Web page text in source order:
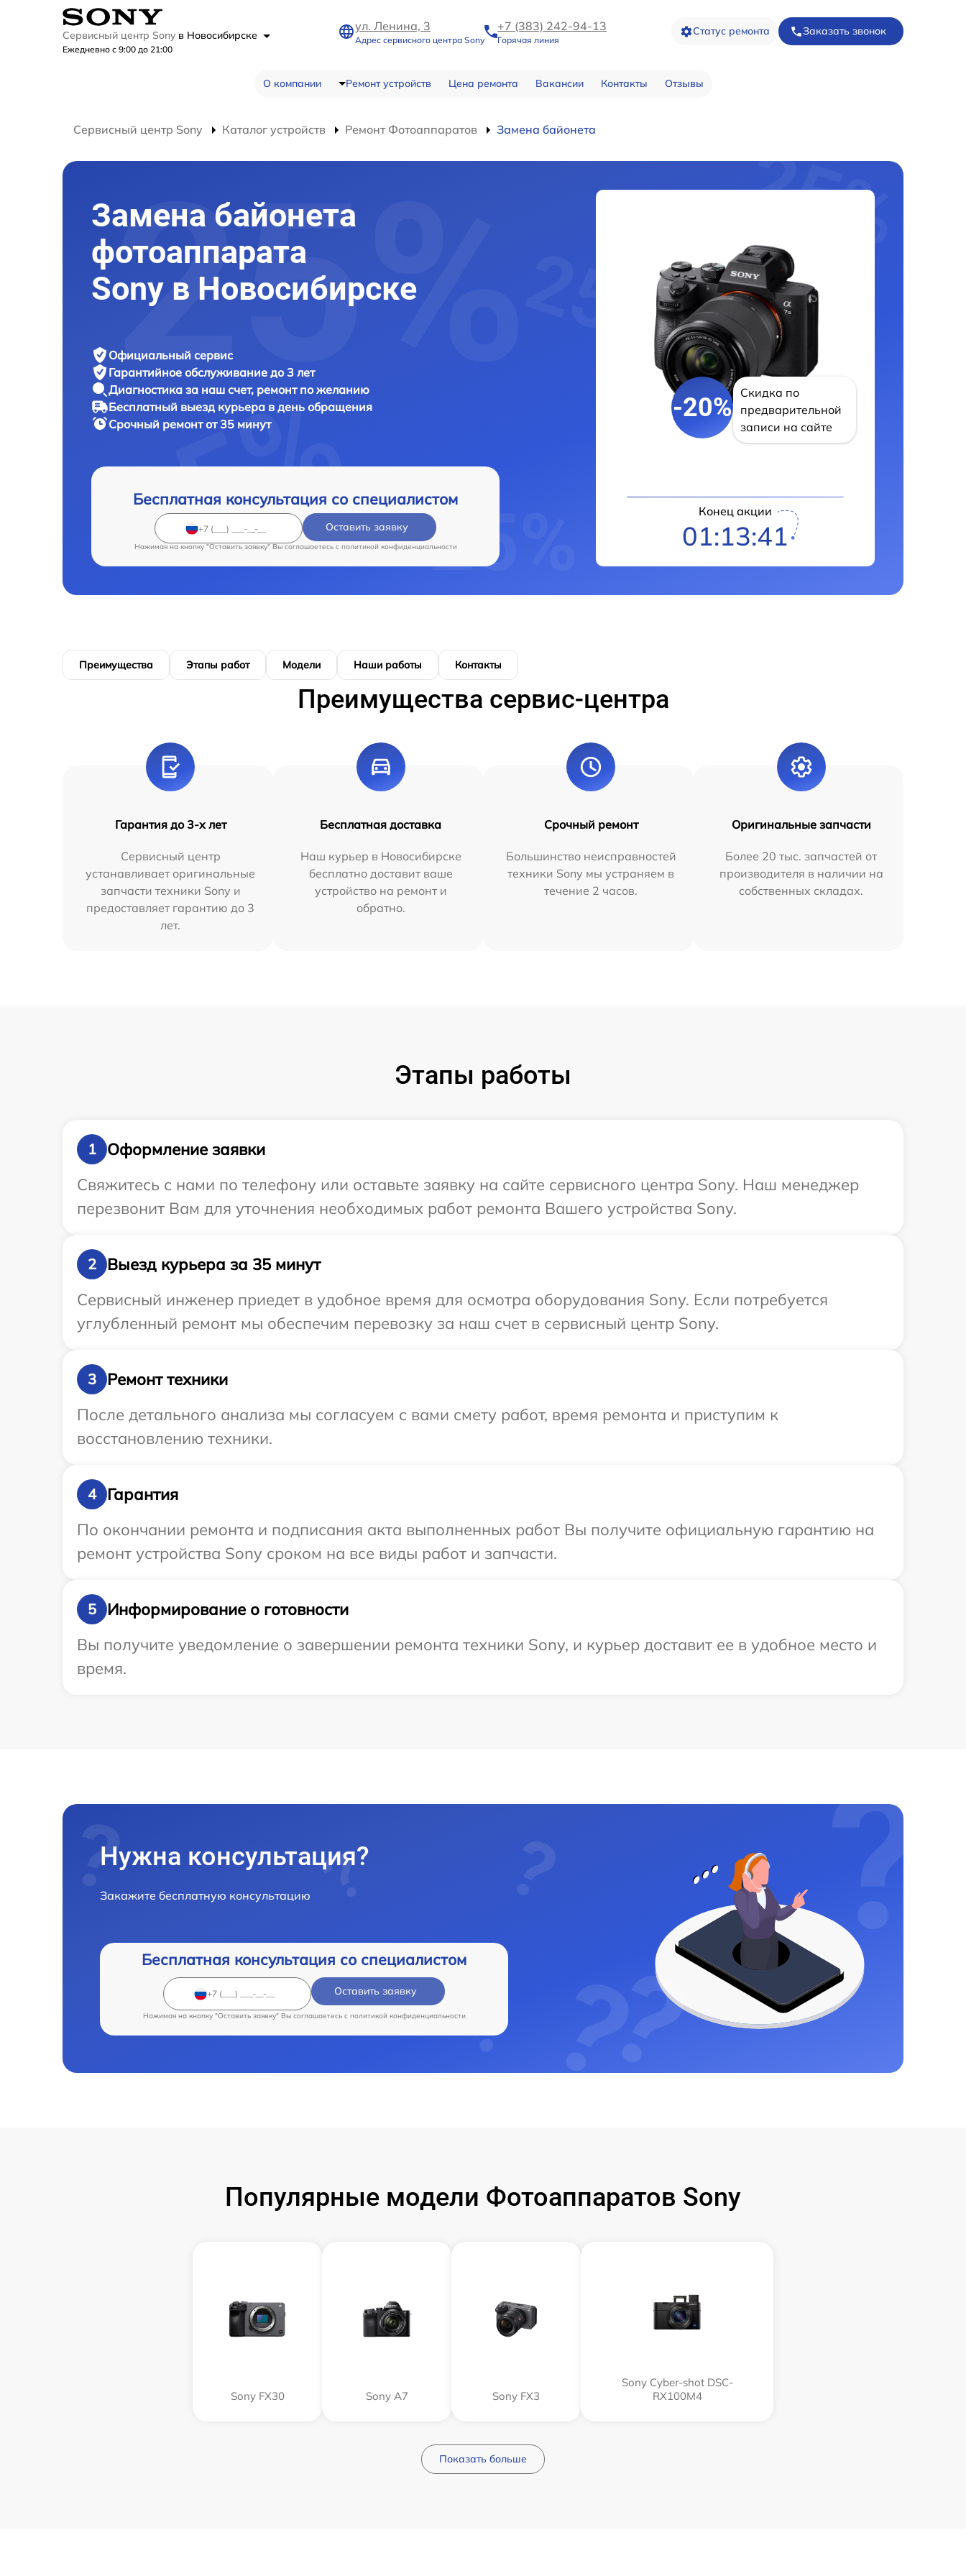
Сервисный центр Sony в Новосибирске
Ежедневно с 9:00 до 21:00
ул. Ленина, 3
Адрес сервисного центра Sony
+7 (383) 242-94-13
Горячая линия
Статус ремонта Заказать звонок
О компании Ремонт устройств Цена ремонта Вакансии Контакты Отзывы
Сервисный центр Sony Каталог устройств Ремонт Фотоаппаратов Замена байонета
Замена байонета
фотоаппарата
Sony в Новосибирске
Официальный сервис
Гарантийное обслуживание до 3 лет
Диагностика за наш счет, ремонт по желанию
Бесплатный выезд курьера в день обращения
Срочный ремонтот 35 минут
Бесплатная консультация со специалистом
Оставить заявку
Нажимая на кнопку "Оставить заявку" Вы соглашаетесь c политикой конфиденциальности
-20%
Скидка по
предварительной
записи на сайте
Конец акции
01:13:40
Преимущества Этапы работ Модели Наши работы Контакты
Преимущества сервис-центра
Гарантия до 3-х лет
Сервисный центр
устанавливает оригинальные
запчасти техники Sony и
предоставляет гарантию до 3
лет.
Бесплатная доставка
Наш курьер в Новосибирске
бесплатно доставит ваше
устройство на ремонт и
обратно.
Срочный ремонт
Большинство неисправностей
техники Sony мы устраняем в
течение 2 часов.
Оригинальные запчасти
Более 20 тыс. запчастей от
производителя в наличии на
собственных складах.
Этапы работы
1
Оформление заявки
Свяжитесь с нами по телефону или оставьте заявку на сайте сервисного центра Sony. Наш менеджер
перезвонит Вам для уточнения необходимых работ ремонта Вашего устройства Sony.
2
Выезд курьера за 35 минут
Сервисный инженер приедет в удобное время для осмотра оборудования Sony. Если потребуется
углубленный ремонт мы обеспечим перевозку за наш счет в сервисный центр Sony.
3
Ремонт техники
После детального анализа мы согласуем с вами смету работ, время ремонта и приступим к
восстановлению техники.
4
Гарантия
По окончании ремонта и подписания акта выполненных работ Вы получите официальную гарантию на
ремонт устройства Sony сроком на все виды работ и запчасти.
5
Информирование о готовности
Вы получите уведомление о завершении ремонта техники Sony, и курьер доставит ее в удобное место и
время.
Нужна консультация?
Закажите бесплатную консультацию
Бесплатная консультация со специалистом
Оставить заявку
Нажимая на кнопку "Оставить заявку" Вы соглашаетесь c политикой конфиденциальности
Популярные модели Фотоаппаратов Sony
Sony FX30 Sony A7 Sony FX3
Sony Cyber-shot DSC-
RX100M4
Показать больше